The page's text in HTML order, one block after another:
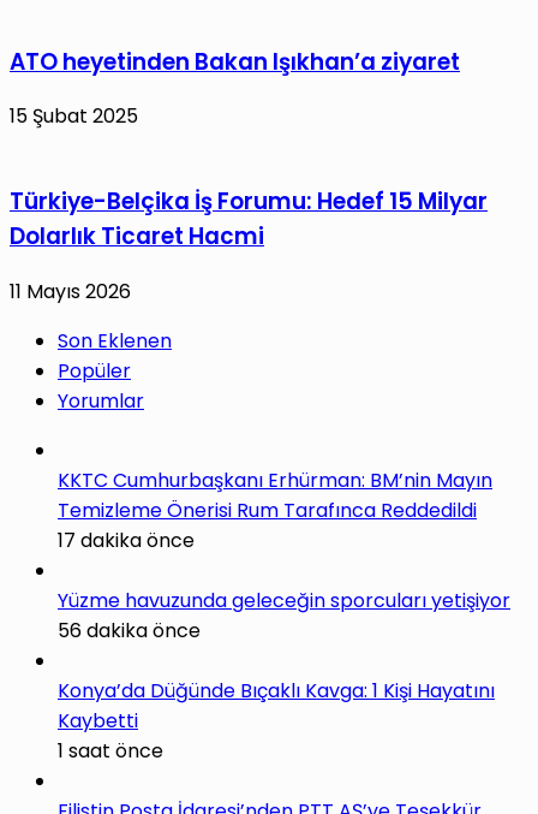
ATO heyetinden Bakan Işıkhan’a ziyaret
15 Şubat 2025
Türkiye-Belçika İş Forumu: Hedef 15 Milyar
Dolarlık Ticaret Hacmi
11 Mayıs 2026
Son Eklenen
Popüler
Yorumlar
KKTC Cumhurbaşkanı Erhürman: BM’nin Mayın
Temizleme Önerisi Rum Tarafınca Reddedildi
17 dakika önce
Yüzme havuzunda geleceğin sporcuları yetişiyor
56 dakika önce
Konya’da Düğünde Bıçaklı Kavga: 1 Kişi Hayatını
Kaybetti
1 saat önce